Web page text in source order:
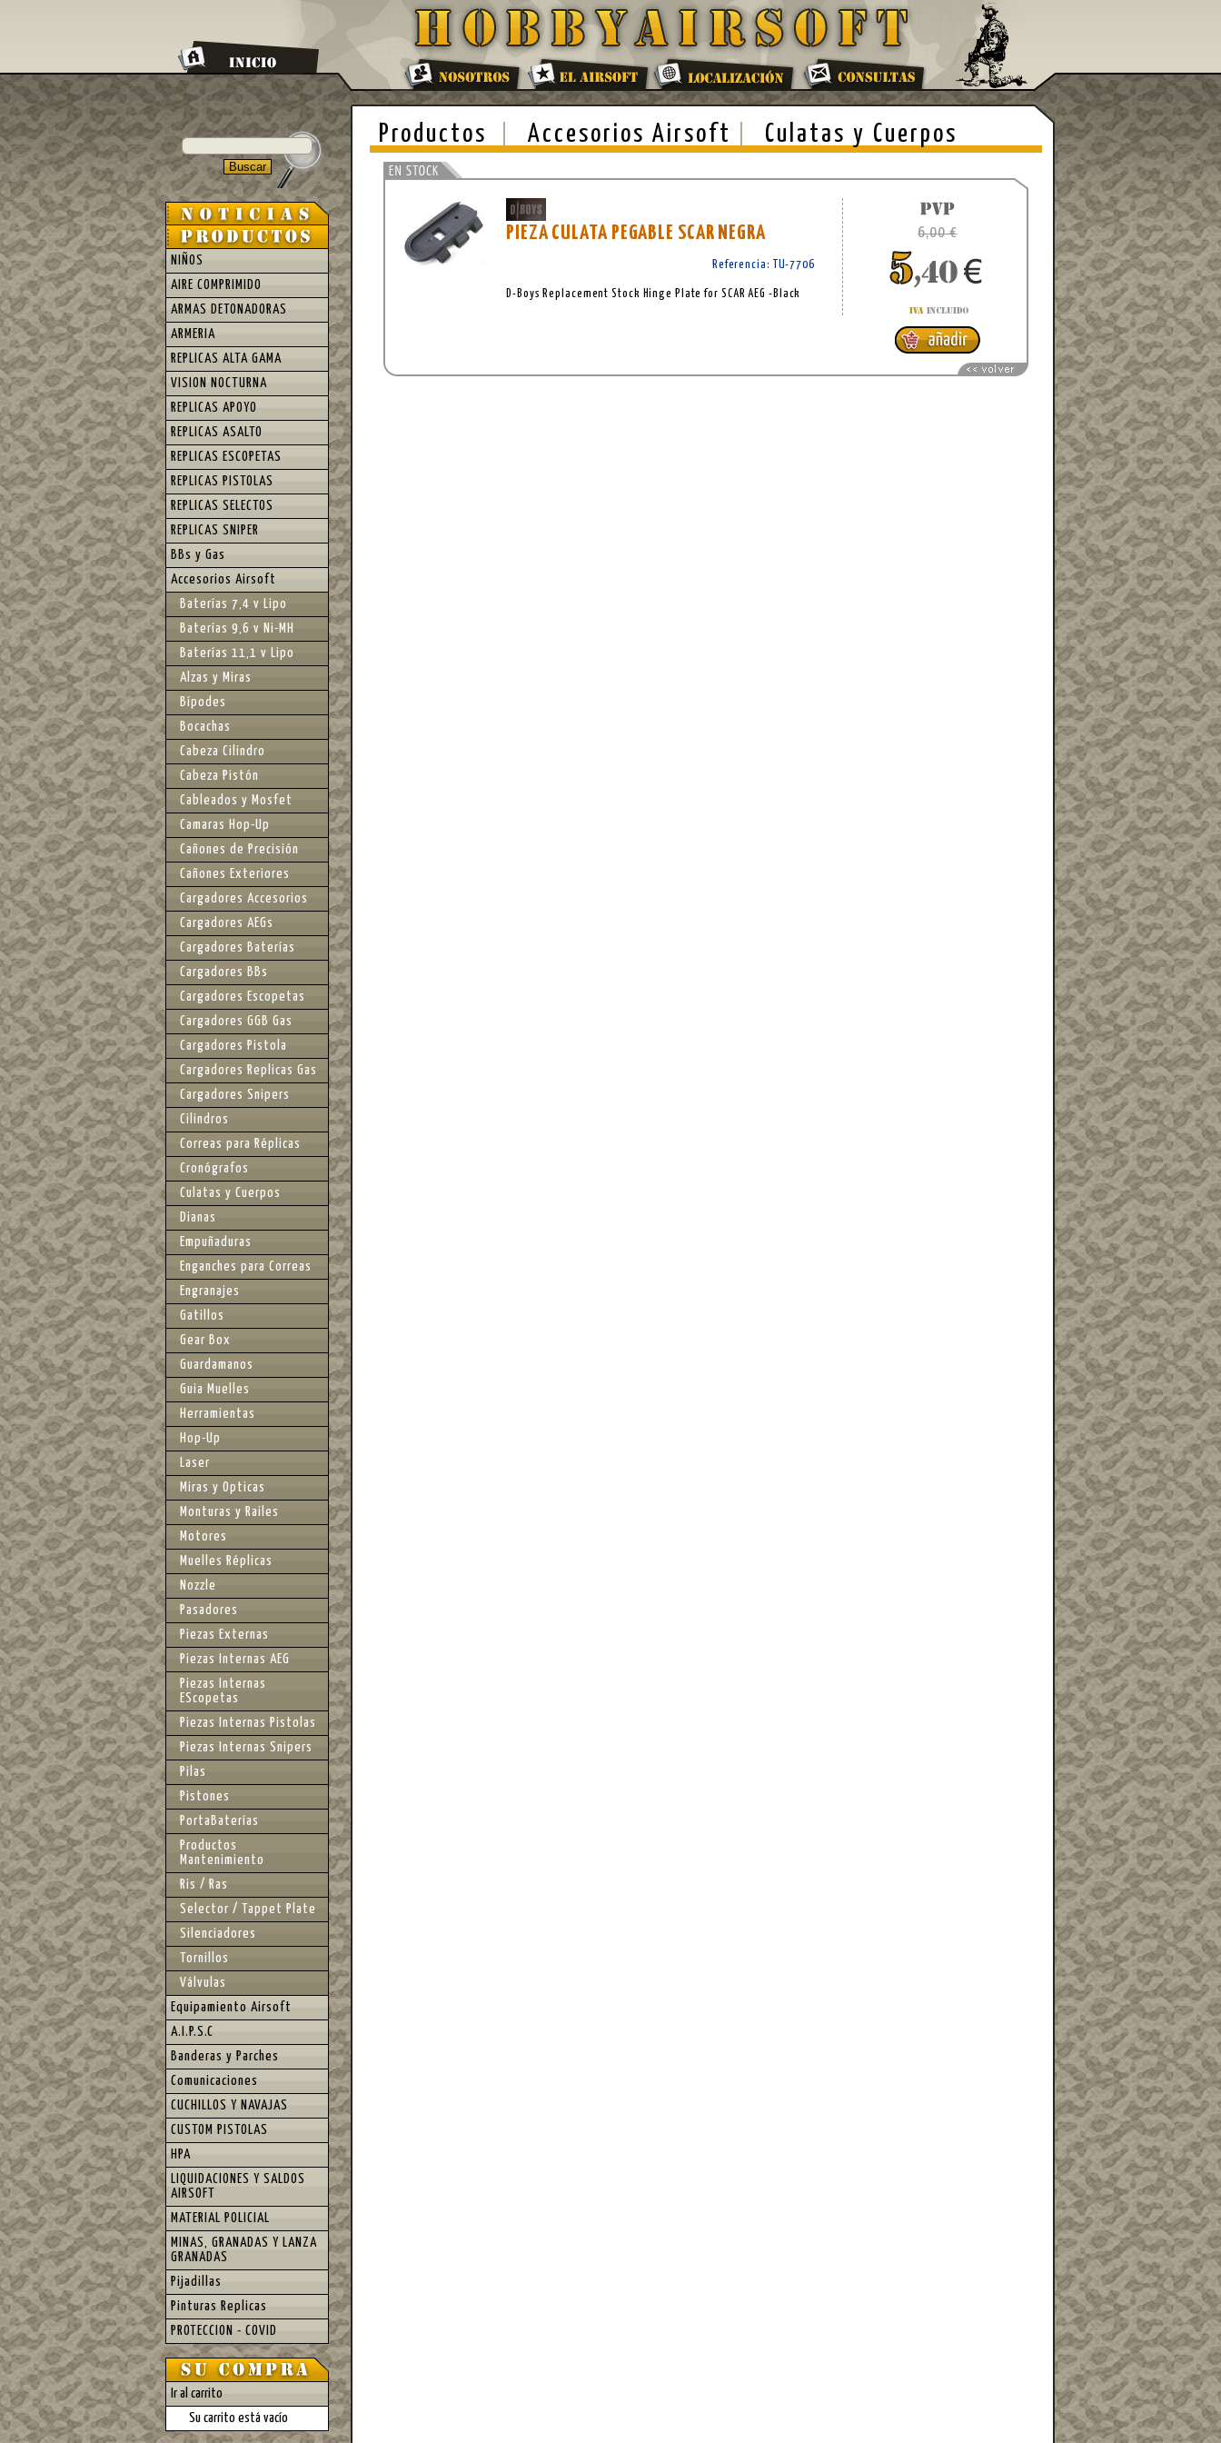
Productos Accesorios Airsoft Culatas y Cuerpos
6,00 €
PIEZA CULATA PEGABLE SCAR NEGRA
Referencia: TU-7706
D-Boys Replacement Stock Hinge Plate for SCAR AEG -Black
NIÑOS
AIRE COMPRIMIDO
ARMAS DETONADORAS
ARMERIA
REPLICAS ALTA GAMA
VISION NOCTURNA
REPLICAS APOYO
REPLICAS ASALTO
REPLICAS ESCOPETAS
REPLICAS PISTOLAS
REPLICAS SELECTOS
REPLICAS SNIPER
BBs y Gas
Accesorios Airsoft
Baterías 7,4 v Lipo
Baterías 9,6 v Ni-MH
Baterías 11,1 v Lipo
Alzas y Miras
Bípodes
Bocachas
Cabeza Cilindro
Cabeza Pistón
Cableados y Mosfet
Camaras Hop-Up
Cañones de Precisión
Cañones Exteriores
Cargadores Accesorios
Cargadores AEGs
Cargadores Baterías
Cargadores BBs
Cargadores Escopetas
Cargadores GGB Gas
Cargadores Pistola
Cargadores Replicas Gas
Cargadores Snipers
Cilindros
Correas para Réplicas
Cronógrafos
Culatas y Cuerpos
Dianas
Empuñaduras
Enganches para Correas
Engranajes
Gatillos
Gear Box
Guardamanos
Guia Muelles
Herramientas
Hop-Up
Laser
Miras y Opticas
Monturas y Railes
Motores
Muelles Réplicas
Nozzle
Pasadores
Piezas Externas
Piezas Internas AEG
Piezas Internas
EScopetas
Piezas Internas Pistolas
Piezas Internas Snipers
Pilas
Pistones
PortaBaterías
Productos
Mantenimiento
Ris / Ras
Selector / Tappet Plate
Silenciadores
Tornillos
Válvulas
Equipamiento Airsoft
A.I.P.S.C
Banderas y Parches
Comunicaciones
CUCHILLOS Y NAVAJAS
CUSTOM PISTOLAS
HPA
LIQUIDACIONES Y SALDOS
AIRSOFT
MATERIAL POLICIAL
MINAS, GRANADAS Y LANZA
GRANADAS
Pijadillas
Pinturas Replicas
PROTECCION - COVID
Ir al carrito
Su carrito está vacío